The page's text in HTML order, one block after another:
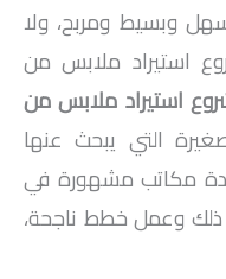
وبسيط ومربح، ولا
استيراد ملابس من
استيراد ملابس من
التي يبحث عنها
مكاتب مشهورة في
وعمل خطط ناجحة،